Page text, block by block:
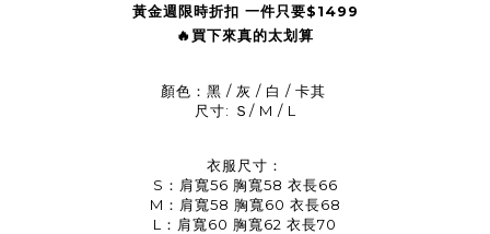
黃金週限時折扣 一件只要$1499
🔥買下來真的太划算
顏色：黑 / 灰 / 白 / 卡其
尺寸: Ｓ/ M / L
衣服尺寸：
S：肩寬56 胸寬58 衣長66
M：肩寬58 胸寬60 衣長68
L：肩寬60 胸寬62 衣長70